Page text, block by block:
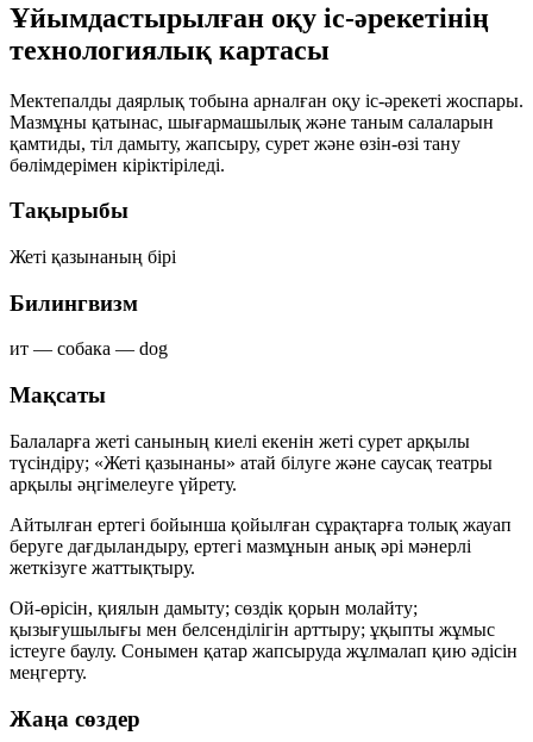
Ұйымдастырылған оқу іс-әрекетінің
технологиялық картасы
Мектепалды даярлық тобына арналған оқу іс-әрекеті жоспары.
Мазмұны қатынас, шығармашылық және таным салаларын
қамтиды, тіл дамыту, жапсыру, сурет және өзін-өзі тану
бөлімдерімен кіріктіріледі.
Тақырыбы
Жеті қазынаның бірі
Билингвизм
ит — собака — dog
Мақсаты
Балаларға жеті санының киелі екенін жеті сурет арқылы
түсіндіру; «Жеті қазынаны» атай білуге және саусақ театры
арқылы әңгімелеуге үйрету.
Айтылған ертегі бойынша қойылған сұрақтарға толық жауап
беруге дағдыландыру, ертегі мазмұнын анық әрі мәнерлі
жеткізуге жаттықтыру.
Ой-өрісін, қиялын дамыту; сөздік қорын молайту;
қызығушылығы мен белсенділігін арттыру; ұқыпты жұмыс
істеуге баулу. Сонымен қатар жапсыруда жұлмалап қию әдісін
меңгерту.
Жаңа сөздер